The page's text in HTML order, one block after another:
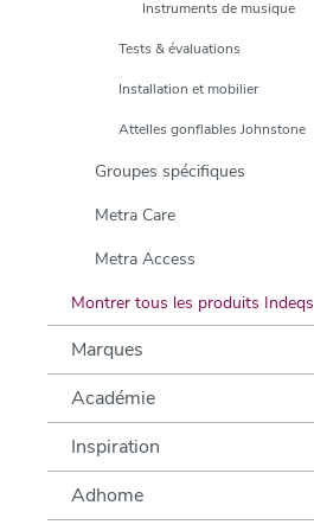
Instruments de musique
Tests & évaluations
Installation et mobilier
Attelles gonflables Johnstone
Groupes spécifiques
Metra Care
Metra Access
Montrer tous les produits Indeqs
Marques
Académie
Inspiration
Adhome